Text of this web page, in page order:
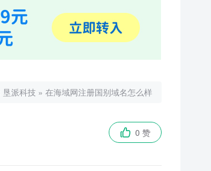
垦派科技 » 在海域网注册国别域名怎么样
 0 赞